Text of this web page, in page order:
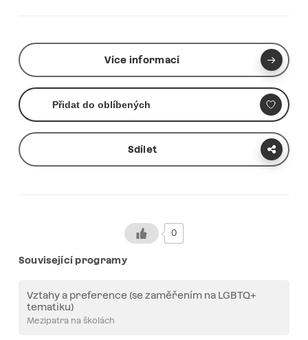
Více informací
Přidat do oblíbených
Sdílet
0
Související programy
Vztahy a preference (se zaměřením na LGBTQ+
tematiku)
Mezipatra na školách